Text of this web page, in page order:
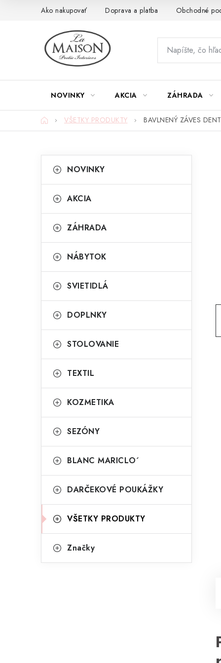
Ako nakupovať Doprava a platba Obchodné
NOVINKY AKCIA ZÁHRADA
DomovVŠETKY PRODUKTY BAVLNENÝ ZÁVES
o
n
ý
a
n
l
kategórie
a
e
ó
i
NOVINKY
AKCIA
ZÁHRADA
NÁBYTOK
SVIETIDLÁ
DOPLNKY
STOLOVANIE
TEXTIL
KOZMETIKA
SEZÓNY
BLANC MARICLO´
DARČEKOVÉ POUKÁŽKY
VŠETKY PRODUKTY
Značky